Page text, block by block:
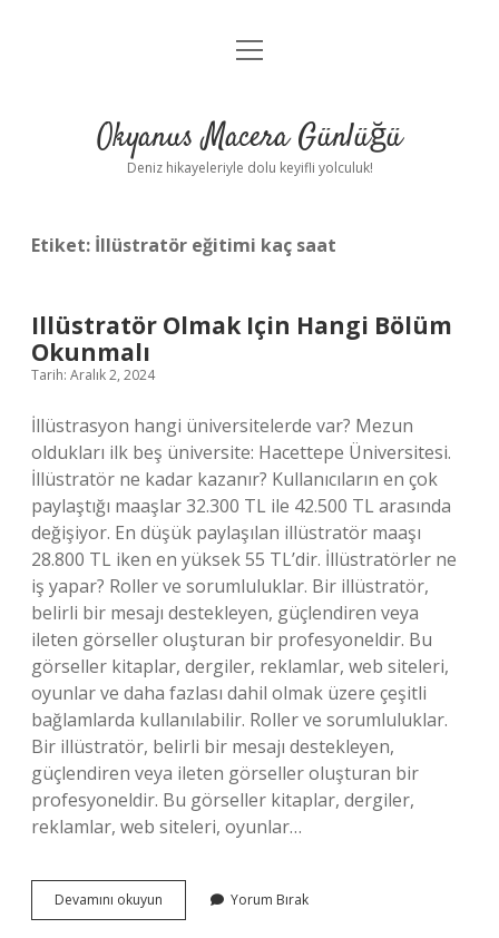
Anasayfa
Yasal Uyarı
menüyü
Okyanus Macera Günlüğü
Deniz hikayeleriyle dolu keyifli yolculuk!
Etiket: İllüstratör eğitimi kaç saat
Illüstratör Olmak Için Hangi Bölüm
Okunmalı
Tarih: Aralık 2, 2024
İllüstrasyon hangi üniversitelerde var? Mezun
oldukları ilk beş üniversite: Hacettepe Üniversitesi.
İllüstratör ne kadar kazanır? Kullanıcıların en çok
paylaştığı maaşlar 32.300 TL ile 42.500 TL arasında
değişiyor. En düşük paylaşılan illüstratör maaşı
28.800 TL iken en yüksek 55 TL’dir. İllüstratörler ne
iş yapar? Roller ve sorumluluklar. Bir illüstratör,
belirli bir mesajı destekleyen, güçlendiren veya
ileten görseller oluşturan bir profesyoneldir. Bu
görseller kitaplar, dergiler, reklamlar, web siteleri,
oyunlar ve daha fazlası dahil olmak üzere çeşitli
bağlamlarda kullanılabilir. Roller ve sorumluluklar.
Bir illüstratör, belirli bir mesajı destekleyen,
güçlendiren veya ileten görseller oluşturan bir
profesyoneldir. Bu görseller kitaplar, dergiler,
reklamlar, web siteleri, oyunlar…
Devamını okuyun Illüstratör
Olmak
Yorum Bırak